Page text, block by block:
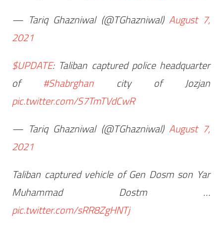
— Tariq Ghazniwal (@TGhazniwal) August 7,
2021
$UPDATE: Taliban captured police headquarter
of #Shabrghancity of Jozjan
pic.twitter.com/S7TmTVdCwR
— Tariq Ghazniwal (@TGhazniwal) August 7,
2021
Taliban captured vehicle of Gen Dosm son Yar
Muhammad Dostm …
pic.twitter.com/sRR8ZgHNTj